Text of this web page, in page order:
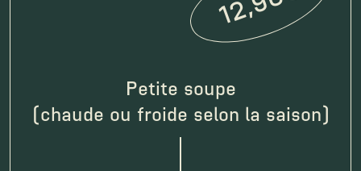
Petite soupe
(chaude ou froide selon la saison)